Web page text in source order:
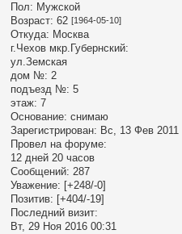
Пол: Мужской
Возраст: 62 [1964-05-10]
Откуда: Москва
г.Чехов мкр.Губернский:
ул.Земская
дом №: 2
подъезд №: 5
этаж: 7
Основание: снимаю
Зарегистрирован: Вс, 13 Фев 2011
Провел на форуме:
12 дней 20 часов
Сообщений: 287
Уважение: [+248/-0]
Позитив: [+404/-19]
Последний визит:
Вт, 29 Ноя 2016 00:31